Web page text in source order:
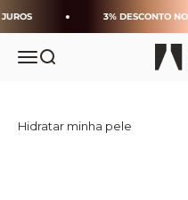
3% DESCONTO NO
MenuBuscar Scin
Hidratar minha pele